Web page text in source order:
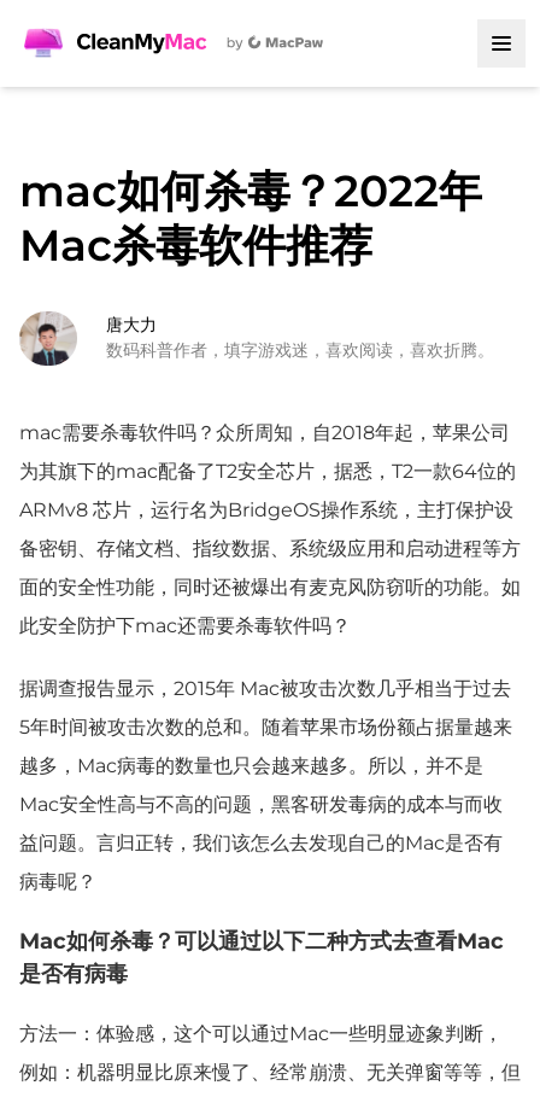
mac如何杀毒？2022年
Mac杀毒软件推荐
唐大力
数码科普作者，填字游戏迷，喜欢阅读，喜欢折腾。
mac需要杀毒软件吗？众所周知，自2018年起，苹果公司
为其旗下的mac配备了T2安全芯片，据悉，T2一款64位的
ARMv8 芯片，运行名为BridgeOS操作系统，主打保护设
备密钥、存储文档、指纹数据、系统级应用和启动进程等方
面的安全性功能，同时还被爆出有麦克风防窃听的功能。如
此安全防护下mac还需要杀毒软件吗？
据调查报告显示，2015年 Mac被攻击次数几乎相当于过去
5年时间被攻击次数的总和。随着苹果市场份额占据量越来
越多，Mac病毒的数量也只会越来越多。所以，并不是
Mac安全性高与不高的问题，黑客研发毒病的成本与而收
益问题。言归正转，我们该怎么去发现自己的Mac是否有
病毒呢？
Mac如何杀毒？可以通过以下二种方式去查看Mac
是否有病毒
方法一：体验感，这个可以通过Mac一些明显迹象判断，
例如：机器明显比原来慢了、经常崩溃、无关弹窗等等，但